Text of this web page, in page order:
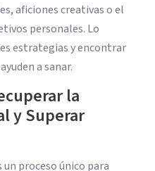
aficiones creativas o el
personales. Lo
estrategias y encontrar
a sanar.
la
y Superar
proceso único para